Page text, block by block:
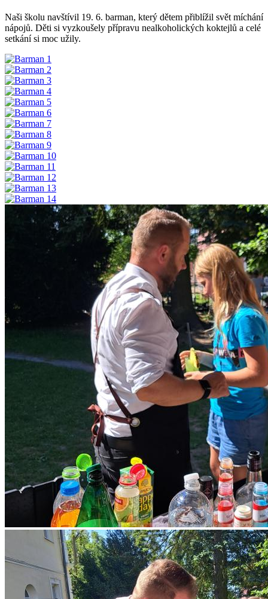
Naši školu navštívil 19. 6. barman, který dětem přiblížil svět míchání
nápojů. Děti si vyzkoušely přípravu nealkoholických koktejlů a celé
setkání si moc užily.